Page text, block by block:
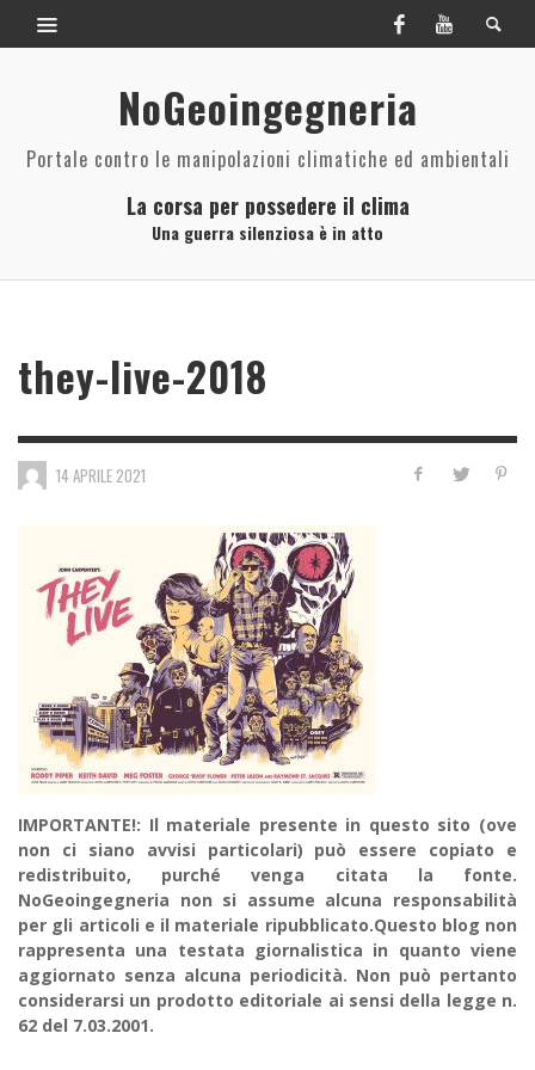
NoGeoingegneria
Portale contro le manipolazioni climatiche ed ambientali
La corsa per possedere il clima
Una guerra silenziosa è in atto
they-live-2018
14 APRILE 2021
IMPORTANTE!: Il materiale presente in questo sito (ove
non ci siano avvisi particolari) può essere copiato e
redistribuito, purché venga citata la fonte.
NoGeoingegneria non si assume alcuna responsabilità
per gli articoli e il materiale ripubblicato.Questo blog non
rappresenta una testata giornalistica in quanto viene
aggiornato senza alcuna periodicità. Non può pertanto
considerarsi un prodotto editoriale ai sensi della legge n.
62 del 7.03.2001.